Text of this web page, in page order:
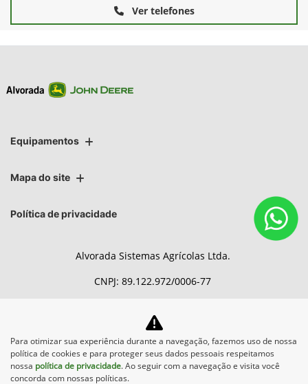
Ver telefones
Equipamentos
Mapa do site
Política de privacidade
Alvorada Sistemas Agrícolas Ltda.
CNPJ: 89.122.972/0006-77
No trânsito, enxergar o outro
salva vidas.
Para otimizar sua experiência durante a navegação, fazemos uso de nossa
política de cookies e para proteger seus dados pessoais respeitamos
nossa política de privacidade. Ao seguir com a navegação e visita você
concorda com nossas políticas.